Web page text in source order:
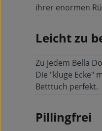
ihrer enormen
Leicht zu
Zu jedem Bella
Die "kluge Ecke"
Betttuch perfekt.
Pillingfrei